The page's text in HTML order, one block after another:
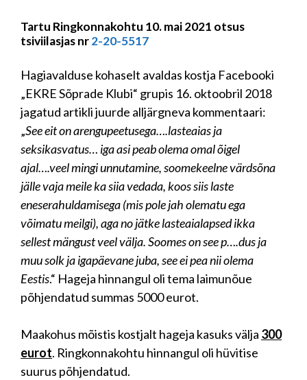
Tartu Ringkonnakohtu 10. mai 2021 otsus
tsiviilasjas nr2-20-5517
Hagiavalduse kohaselt avaldas kostja Facebooki
„EKRE Sõprade Klubi“ grupis 16. oktoobril 2018
jagatud artikli juurde alljärgneva kommentaari:
„See eit on arengupeetusega….lasteaias ja
seksikasvatus… iga asi peab olema omal õigel
ajal….veel mingi unnutamine, soomekeelne värdsõna
jälle vaja meile ka siia vedada, koos siis laste
eneserahuldamisega (mis pole jah olematu ega
võimatu meilgi), aga no jätke lasteaialapsed ikka
sellest mängust veel välja. Soomes on see p….dus ja
muu solk ja igapäevane juba, see ei pea nii olema
Eestis.“ Hageja hinnangul oli tema laimunõue
põhjendatud summas 5000 eurot.
Maakohus mõistis kostjalt hageja kasuks välja 300
eurot. Ringkonnakohtu hinnangul oli hüvitise
suurus põhjendatud.